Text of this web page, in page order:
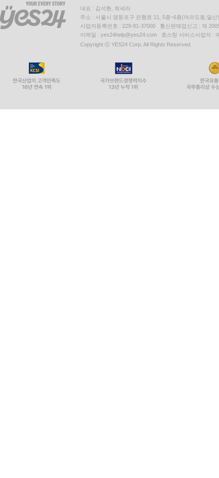
대표 : 김석환, 최세라
주소 : 서울시 영등포구 은행로 11, 5층~6층(여의도동,일신
사업자등록번호 : 229-81-37000 통신판매업신고 : 제
이메일 : yes24help@yes24.com 호스팅 서비스사업자 :
Copyright ⓒ YES24 Corp. All Rights Reserved.